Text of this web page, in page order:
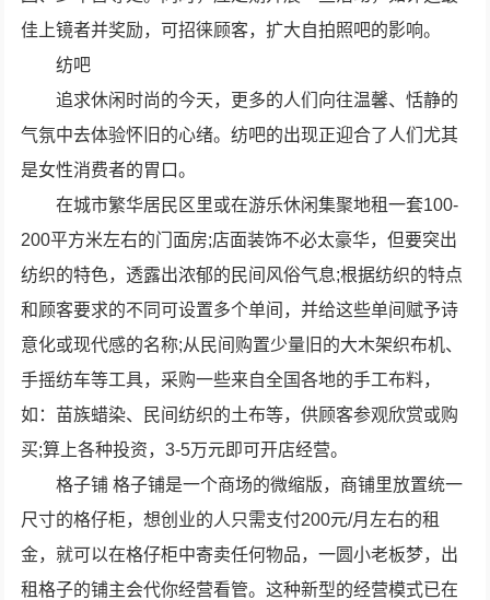
佳上镜者并奖励，可招徕顾客，扩大自拍照吧的影响。
纺吧
追求休闲时尚的今天，更多的人们向往温馨、恬静的
气氛中去体验怀旧的心绪。纺吧的出现正迎合了人们尤其
是女性消费者的胃口。
在城市繁华居民区里或在游乐休闲集聚地租一套100-
200平方米左右的门面房;店面装饰不必太豪华，但要突出
纺织的特色，透露出浓郁的民间风俗气息;根据纺织的特点
和顾客要求的不同可设置多个单间，并给这些单间赋予诗
意化或现代感的名称;从民间购置少量旧的大木架织布机、
手摇纺车等工具，采购一些来自全国各地的手工布料，
如：苗族蜡染、民间纺织的土布等，供顾客参观欣赏或购
买;算上各种投资，3-5万元即可开店经营。
格子铺 格子铺是一个商场的微缩版，商铺里放置统一
尺寸的格仔柜，想创业的人只需支付200元/月左右的租
金，就可以在格仔柜中寄卖任何物品，一圆小老板梦，出
租格子的铺主会代你经营看管。这种新型的经营模式已在